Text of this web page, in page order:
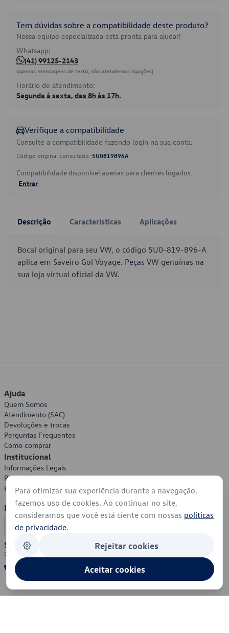
Tem dúvidas sobre a compatibilidade deste produto?
Nossa equipe especializada está pronta para ajudar!
Whatsapp:
(41) 99125-2143
(apenas mensagens de texto, não atendemos ligações)
Horário de atendimento:
Segunda à sexta, das 8h às 17h.
Verifique a compatibilidade
Consulte a compatibilidade fazendo login na sua conta.
Código original consultado: 5U0819896A
Compatibilidade disponível apenas para clientes logados.
Entrar
Descrição Características Aplicações
Bocal original para seu VW, o código 5U0-819-896-A
aplica em Saveiro Gol Voyage. Peças VW genuínas na
sua loja virtual oficial da VW.
Ajuda
Quem Somos
Atendimento (SAC)
Devoluções e trocas
Perguntas Frequentes
Como comprar
Institucional
Informações Legais
Política de Privacidade
Política de Cookies
Formas de Pagamento
Segurança
Para otimizar sua experiência durante a navegação,
fazemos uso de cookies. Ao continuar no site,
consideramos que você está ciente com nossas políticas
de privacidade.
Rejeitar cookies
Aceitar cookies